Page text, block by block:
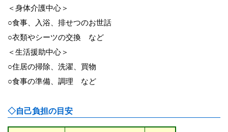
＜身体介護中心＞
○食事、入浴、排せつのお世話
○衣類やシーツの交換 など
＜生活援助中心＞
○住居の掃除、洗濯、買物
○食事の準備、調理 など
◇自己負担の目安